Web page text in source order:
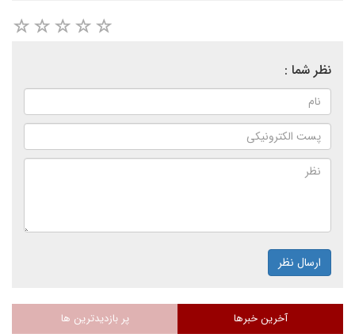
نظر شما :
ارسال نظر
آخرین خبرها پر بازدیدترین ها